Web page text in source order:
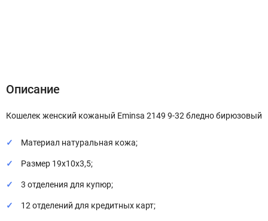
Описание
Кошелек женский кожаный Eminsa 2149 9-32 бледно бирюзовый
Материал натуральная кожа;
Размер 19х10х3,5;
3 отделения для купюр;
12 отделений для кредитных карт;